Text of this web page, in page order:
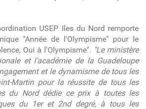
USEP Iles du Nord remporte
"Année de l'Olympisme" pour le
Oui à l'Olympisme". "Le ministère
et l'académie de la Guadeloupe
et le dynamisme de tous les
Martin pour la réussite de tous les
du Nord dédie ce prix à toutes les
du 1er et 2nd degré, à tous les